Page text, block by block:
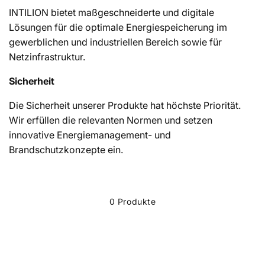
INTILION bietet maßgeschneiderte und digitale
Lösungen für die optimale Energiespeicherung im
gewerblichen und industriellen Bereich sowie für
Netzinfrastruktur.
Sicherheit
Die Sicherheit unserer Produkte hat höchste Priorität.
Wir erfüllen die relevanten Normen und setzen
innovative Energiemanagement- und
Brandschutzkonzepte ein.
0 Produkte